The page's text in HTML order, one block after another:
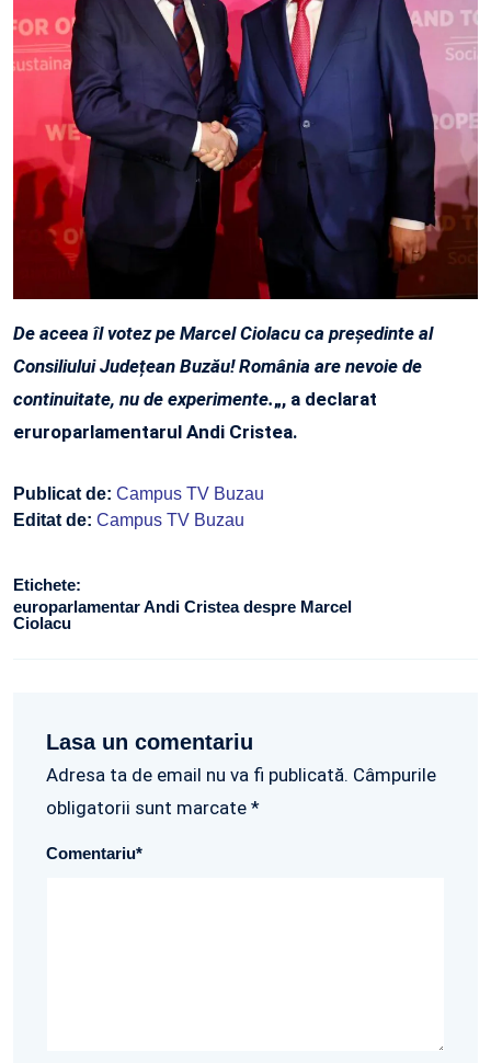
De aceea îl votez pe Marcel Ciolacu ca președinte al
Consiliului Județean Buzău! România are nevoie de
continuitate, nu de experimente.„, a declarat
eruroparlamentarul Andi Cristea.
Publicat de: Campus TV Buzau
Editat de: Campus TV Buzau
Etichete:
europarlamentar Andi Cristea despre Marcel
Ciolacu
Lasa un comentariu
Adresa ta de email nu va fi publicată. Câmpurile
obligatorii sunt marcate *
Comentariu*